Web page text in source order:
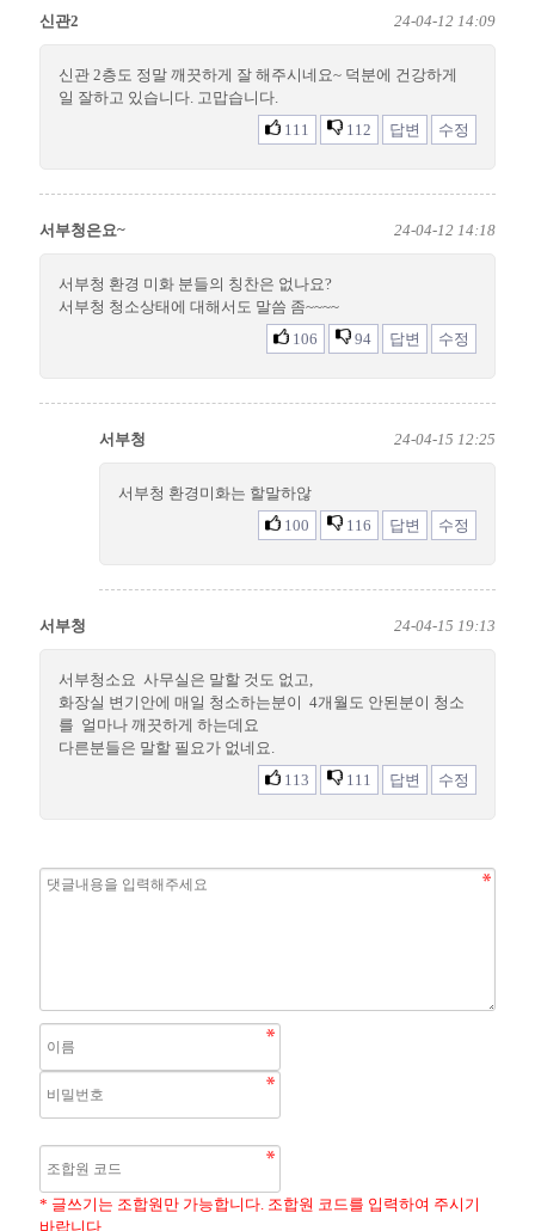
신관2 24-04-12 14:09
신관 2층도 정말 깨끗하게 잘 해주시네요~ 덕분에 건강하게
일 잘하고 있습니다. 고맙습니다.
111
112 답변 수정
서부청은요~ 24-04-12 14:18
서부청 환경 미화 분들의 칭찬은 없나요?
서부청 청소상태에 대해서도 말씀 좀~~~~
106
94 답변 수정
서부청 24-04-15 12:25
서부청 환경미화는 할말하않
100
116 답변 수정
서부청 24-04-15 19:13
서부청소요 사무실은 말할 것도 없고,
화장실 변기안에 매일 청소하는분이 4개월도 안된분이 청소
를 얼마나 깨끗하게 하는데요
다른분들은 말할 필요가 없네요.
113
111 답변 수정
* 글쓰기는 조합원만 가능합니다. 조합원 코드를 입력하여 주시기
바랍니다.